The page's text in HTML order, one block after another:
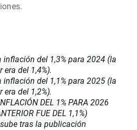
inflación del 1,3% para 2024 (la
del 1,4%).
inflación del 1,1% para 2025 (la
del 1,2%).
DEL 1% PARA 2026
FUE DEL 1,1%)
tras la publicación